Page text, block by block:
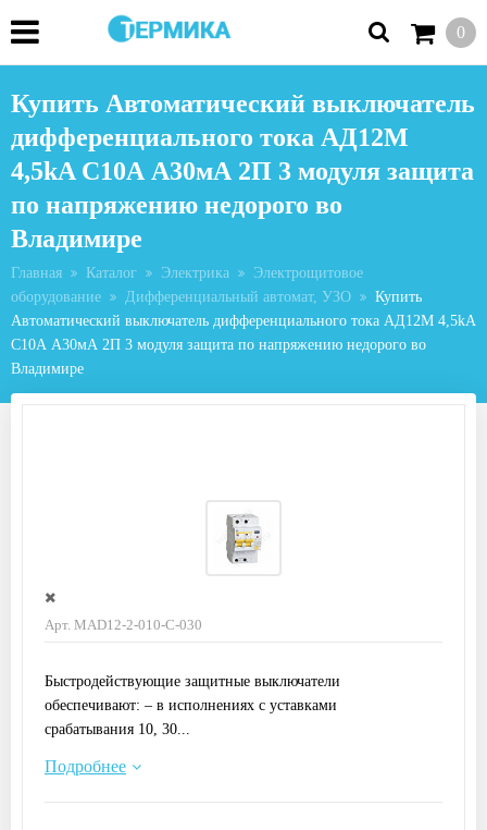
0
Купить Автоматический выключатель
дифференциального тока АД12М
4,5kA С10А А30мА 2П 3 модуля защита
по напряжению недорого во
Владимире
Главная Каталог Электрика
Электрощитовое
оборудование
Дифференциальный автомат, УЗО
Купить
Автоматический выключатель дифференциального тока АД12М 4,5kA
С10А А30мА 2П 3 модуля защита по напряжению недорого во
Владимире
Арт. MAD12-2-010-C-030
Быстродействующие защитные выключатели
обеспечивают: – в исполнениях с уставками
срабатывания 10, 30...
Подробнее